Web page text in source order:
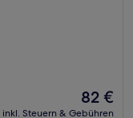
Der
Preis
82 €
inkl. Steuern & Gebühren